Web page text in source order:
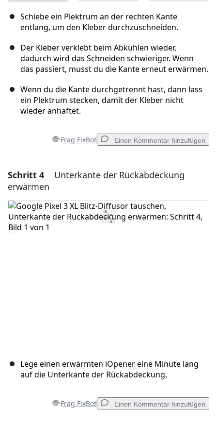
Schiebe ein Plektrum an der rechten Kante
entlang, um den Kleber durchzuschneiden.
Der Kleber verklebt beim Abkühlen wieder,
dadurch wird das Schneiden schwieriger. Wenn
das passiert, musst du die Kante erneut erwärmen.
Wenn du die Kante durchgetrennt hast, dann lass
ein Plektrum stecken, damit der Kleber nicht
wieder anhaftet.
Frag FixBot Einen Kommentar hinzufügen
Einen Kommentar hinzufügen
Kommentar hinzufügen
Schritt 4
Unterkante der Rückabdeckung
erwärmen
Lege einen erwärmten iOpener eine Minute lang
auf die Unterkante der Rückabdeckung.
Frag FixBot Einen Kommentar hinzufügen